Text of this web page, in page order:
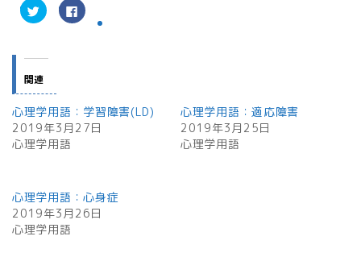
ク
リ
て
w
i
t
t
e
r
で
共
有
い
ウ
ィ
ン
ド
F
a
有
す
る
に
し
て
く
だ
関連
心理学用語：学習障害(LD)
2019年3月27日
心理学用語
心理学用語：適応障害
2019年3月25日
心理学用語
心理学用語：心身症
2019年3月26日
心理学用語